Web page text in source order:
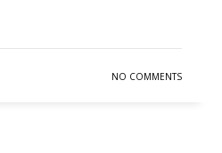
NO COMMENTS